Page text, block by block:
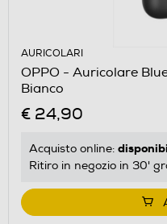
AURICOLARI
OPPO - Auricolare
Bianco
€ 24,90
Acquisto online:
Ritiro in negozio in 30'